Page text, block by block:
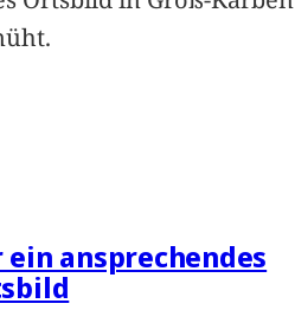
ein ansprechendes